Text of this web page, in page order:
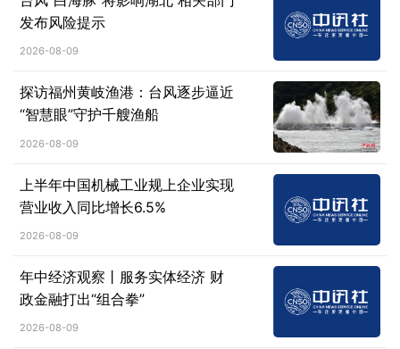
发布风险提示
2026-08-09
探访福州黄岐渔港：台风逐步逼近
“智慧眼”守护千艘渔船
2026-08-09
上半年中国机械工业规上企业实现
营业收入同比增长6.5%
2026-08-09
年中经济观察丨服务实体经济 财
政金融打出“组合拳”
2026-08-09